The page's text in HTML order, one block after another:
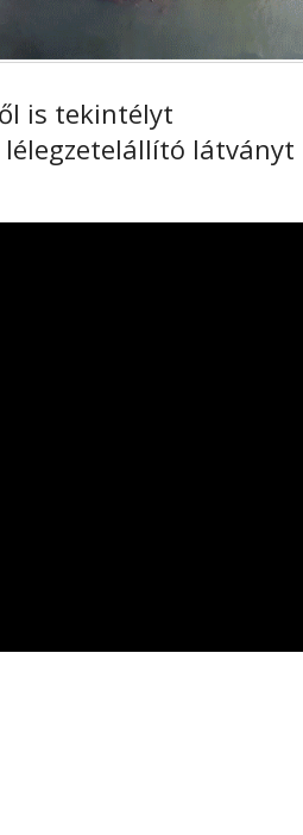
is tekintélyt
lélegzetelállító látványt